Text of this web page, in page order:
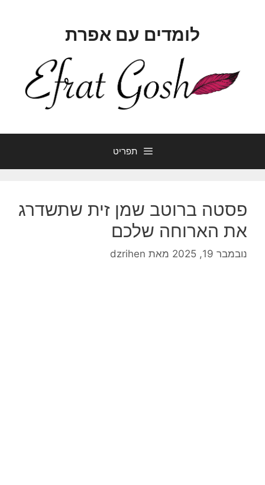
לומדים עם אפרת
תפריט
פסטה ברוטב שמן זית שתשדרג
את הארוחה שלכם
נובמבר 19, 2025 מאת dzrihen